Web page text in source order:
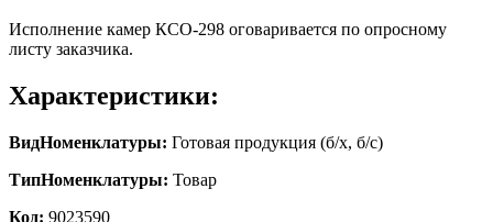
Исполнение камер КСО-298 оговаривается по опросному
листу заказчика.
Характеристики:
ВидНоменклатуры: Готовая продукция (б/х, б/с)
ТипНоменклатуры: Товар
Код: 9023590